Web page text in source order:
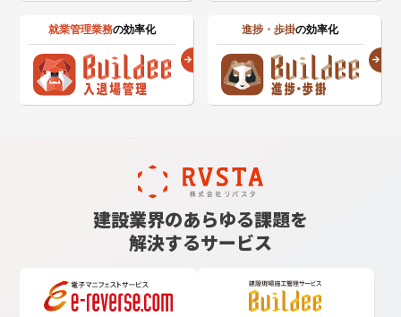
就業管理業務の効率化 進捗・歩掛の効率化
建設業界のあらゆる課題を
解決するサービス